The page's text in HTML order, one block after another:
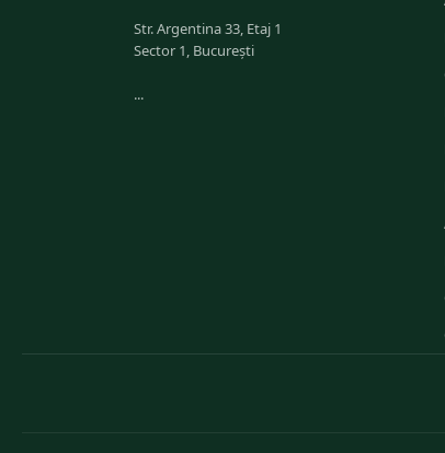
Str. Argentina 33, Etaj 1
Sector 1, București
...